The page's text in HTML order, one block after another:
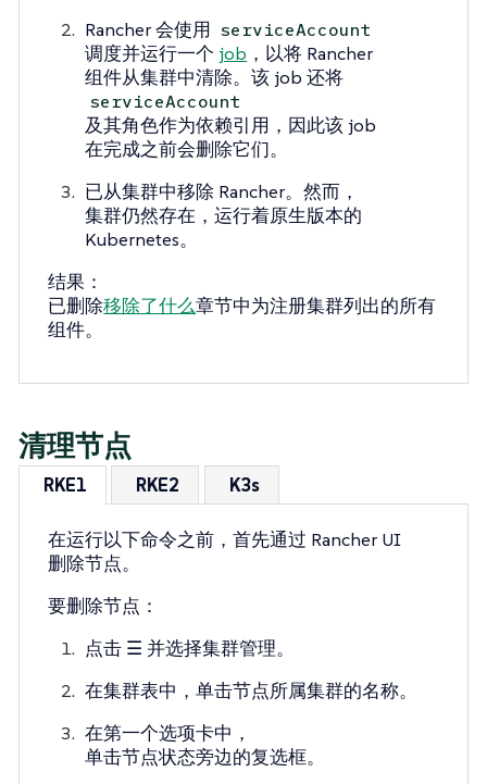
Rancher 会使用 serviceAccount
调度并运行一个 job ，以将 Rancher
组件从集群中清除。该 job 还将
serviceAccount
及其角色作为依赖引用，因此该 job
在完成之前会删除它们。
已从集群中移除 Rancher。然而，
集群仍然存在，运行着原生版本的
Kubernetes。
结果 ：
已删除移除了什么章节中为注册集群列出的所有
组件。
清理节点
RKE1 RKE2 K3s
在运行以下命令之前，首先通过 Rancher UI
删除节点。
要删除节点：
点击 ☰ 并选择集群管理。
在集群表中，单击节点所属集群的名称。
在第一个选项卡中，
单击节点状态旁边的复选框。